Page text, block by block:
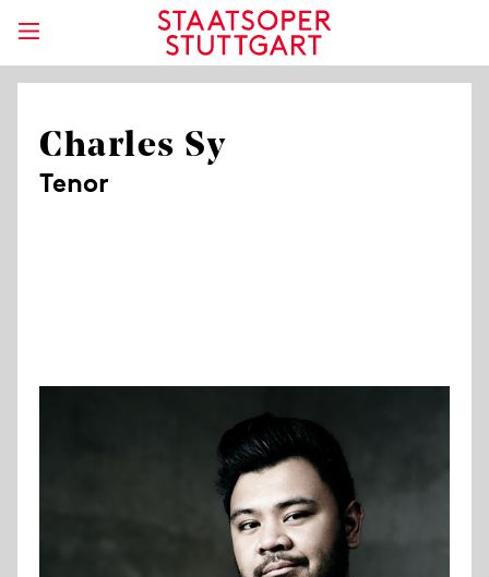
Charles Sy
Tenor